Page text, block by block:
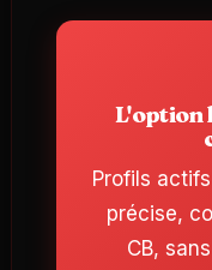
L'option
Profils
précise,
CB,